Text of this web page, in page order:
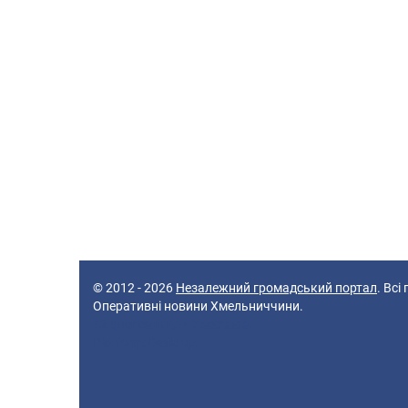
© 2012 - 2026 Незалежний громадський портал. Всі
Оперативні новини Хмельниччини.